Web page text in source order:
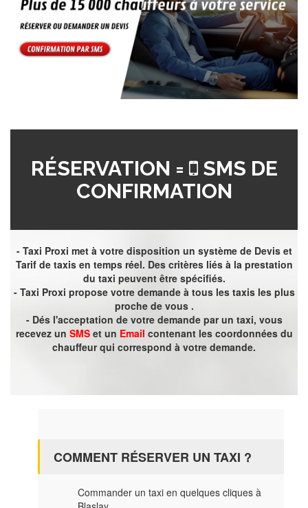
RÉSERVATION =
SMS DE
CONFIRMATION
- Taxi Proxi met à votre disposition un système de Devis et
Tarif de taxis en temps réel. Des critères liés à la prestation
du taxi peuvent être spécifiés.
- Taxi Proxi propose votre demande à tous les taxis les plus
proche de vous .
- Dés l'acceptation de votre demande par un taxi, vous
recevez un SMSet un Email contenant les coordonnées du
chauffeur qui correspond à votre demande.
COMMENT RÉSERVER UN TAXI ?
Commander un taxi en quelques cliques à